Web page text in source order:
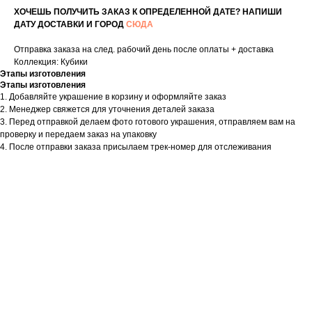
ХОЧЕШЬ ПОЛУЧИТЬ ЗАКАЗ К ОПРЕДЕЛЕННОЙ ДАТЕ? НАПИШИ
ДАТУ ДОСТАВКИ И ГОРОД СЮДА
Отправка заказа на след. рабочий день после оплаты + доставка
Коллекция: Кубики
Этапы изготовления
Этапы изготовления
1. Добавляйте украшение в корзину и оформляйте заказ
2. Менеджер свяжется для уточнения деталей заказа
3. Перед отправкой делаем фото готового украшения, отправляем вам на
проверку и передаем заказ на упаковку
4. После отправки заказа присылаем трек-номер для отслеживания